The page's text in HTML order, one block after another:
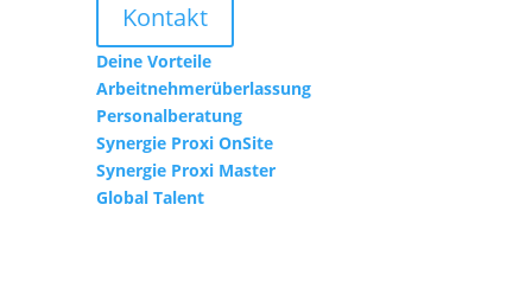
Kontakt
Deine Vorteile
Arbeitnehmerüberlassung
Personalberatung
Synergie Proxi OnSite
Synergie Proxi Master
Global Talent